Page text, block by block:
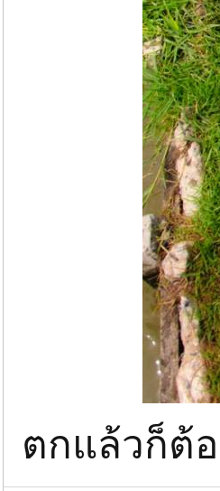
ตกแล้วก็ต้